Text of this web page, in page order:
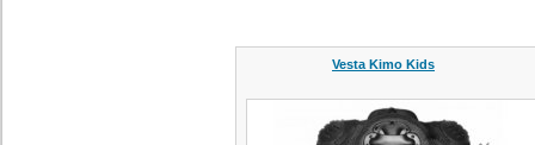
Vesta Kimo Kids